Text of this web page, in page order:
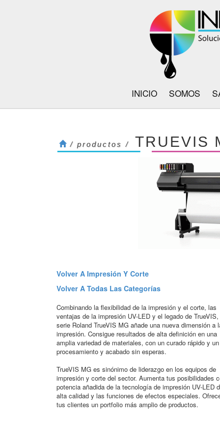
INICIO SOMOS
/ productos / TRUEVIS
Volver A Impresión Y Corte
Volver A Todas Las Categorías
Combinando la flexibilidad de la impresión y el corte, las
ventajas de la impresión UV-LED y el legado de
serie Roland TrueVIS MG añade una nueva dimensión a
impresión. Consigue resultados de alta definición en una
amplia variedad de materiales, con un curado rápido y un
procesamiento y acabado sin esperas.
TrueVIS MG es sinónimo de liderazgo en los equipos de
impresión y corte del sector. Aumenta tus posibilidades
potencia añadida de la tecnología de impresión UV-LED
alta calidad y las funciones de efectos especiales.
tus clientes un portfolio más amplio de productos.